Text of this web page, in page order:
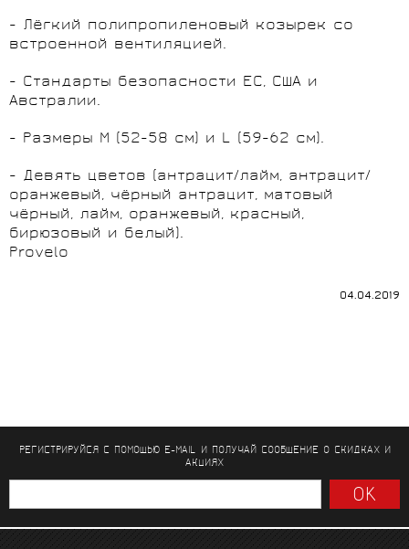
- Лёгкий полипропиленовый козырек со
встроенной вентиляцией.
- Стандарты безопасности ЕС, США и
Австралии.
- Размеры M (52-58 см) и L (59-62 см).
- Девять цветов (антрацит/лайм, антрацит/
оранжевый, чёрный антрацит, матовый
чёрный, лайм, оранжевый, красный,
бирюзовый и белый).
Provelo
04.04.2019
РЕГИСТРИРУЙСЯ С ПОМОЩЬЮ E-MAIL И ПОЛУЧАЙ СООБЩЕНИЕО СКИДКАХ И
АКЦИЯХ